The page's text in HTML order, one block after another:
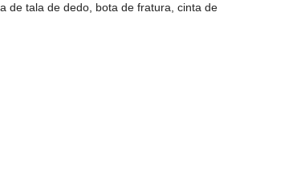
de tala de dedo, bota de fratura, cinta de